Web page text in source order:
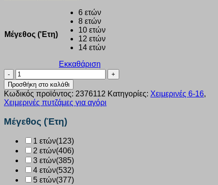
Μέγεθος ('Ετη)
6 ετών
8 ετών
10 ετών
12 ετών
14 ετών
Εκκαθάριση
Πυζάμα
αγόρι
Dreams
“jet
plane”
μπλε
2376112
Προσθήκη στο καλάθι
Κωδικός προϊόντος: 2376112 Κατηγορίες: Χειμερινές 6-16,
Χειμερινές πυτζάμες για αγόρι
Μέγεθος (Έτη)
1 ετών(123)
2 ετών(406)
3 ετών(385)
4 ετών(532)
5 ετών(377)